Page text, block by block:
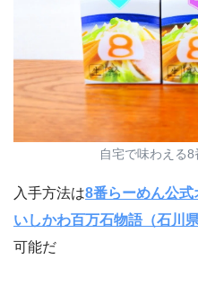
自宅で味わえる
入手方法は8番らーめん公
いしかわ百万石物語（石川
可能だ